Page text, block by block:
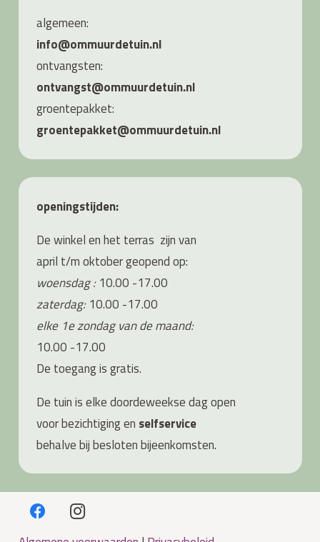
algemeen:
info@ommuurdetuin.nl
ontvangsten:
ontvangst@ommuurdetuin.nl
groentepakket:
groentepakket@ommuurdetuin.nl
openingstijden:
De winkel en het terras zijn van
april t/m oktober geopend op:
woensdag :10.00 -17.00
zaterdag: 10.00 -17.00
elke 1e zondag van de maand:
10.00 -17.00
De toegang is gratis.
De tuin is elke doordeweekse dag open
voor bezichtiging en selfservice
behalve bij besloten bijeenkomsten.